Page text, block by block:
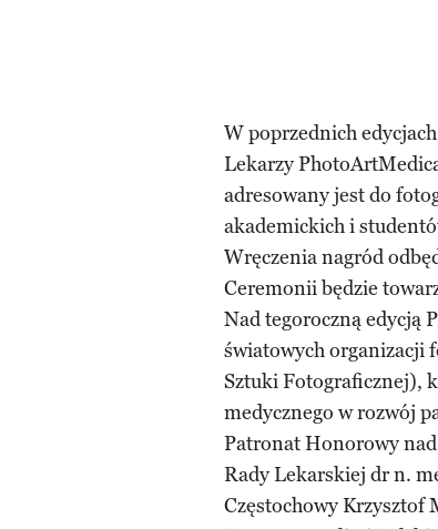
W poprzednich
Lekarzy
adresowany jest do
akademickich i
Wręczenia nagród
Ceremonii będzie
Nad tegoroczną edycją
światowych organizacji
Sztuki Fotograficznej),
medycznego w rozwój
Patronat Honorowy
Rady Lekarskiej dr n.
Częstochowy Krzysztof